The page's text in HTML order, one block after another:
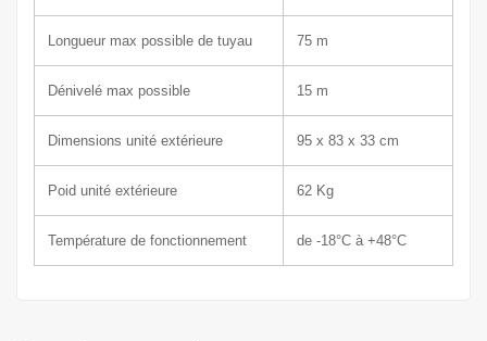
Longueur max possible de tuyau 75 m
Dénivelé max possible 15 m
Dimensions unité extérieure 95 x 83 x 33 cm
Poid unité extérieure 62 Kg
Température de fonctionnement de -18°C à +48°C